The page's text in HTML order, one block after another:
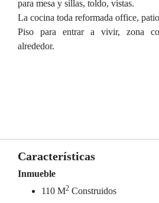
para mesa y sillas, toldo, vistas.
La cocina toda reformada office,
Piso para entrar a vivir, zona
alrededor.
Características
Inmueble
110 M2 Construidos